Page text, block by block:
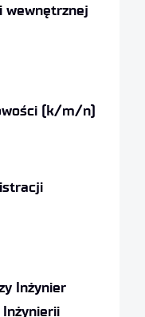
wewnętrznej
(k/m/n)
Inżynier
Inżynierii